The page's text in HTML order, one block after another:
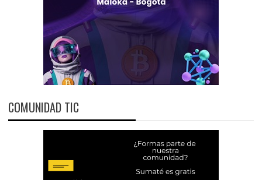
COMUNIDAD TIC